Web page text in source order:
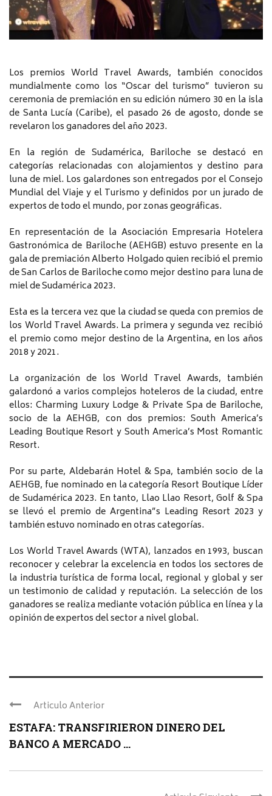
Los premios World Travel Awards, también conocidos
mundialmente como los “Oscar del turismo” tuvieron su
ceremonia de premiación en su edición número 30 en la isla
de Santa Lucía (Caribe), el pasado 26 de agosto, donde se
revelaron los ganadores del año 2023.
En la región de Sudamérica, Bariloche se destacó en
categorías relacionadas con alojamientos y destino para
luna de miel. Los galardones son entregados por el Consejo
Mundial del Viaje y el Turismo y definidos por un jurado de
expertos de todo el mundo, por zonas geográficas.
En representación de la Asociación Empresaria Hotelera
Gastronómica de Bariloche (AEHGB) estuvo presente en la
gala de premiación Alberto Holgado quien recibió el premio
de San Carlos de Bariloche como mejor destino para luna de
miel de Sudamérica 2023.
Esta es la tercera vez que la ciudad se queda con premios de
los World Travel Awards. La primera y segunda vez recibió
el premio como mejor destino de la Argentina, en los años
2018 y 2021.
La organización de los World Travel Awards, también
galardonó a varios complejos hoteleros de la ciudad, entre
ellos: Charming Luxury Lodge & Private Spa de Bariloche,
socio de la AEHGB, con dos premios: South America’s
Leading Boutique Resort y South America’s Most Romantic
Resort.
Por su parte, Aldebarán Hotel & Spa, también socio de la
AEHGB, fue nominado en la categoría Resort Boutique Líder
de Sudamérica 2023. En tanto, Llao Llao Resort, Golf & Spa
se llevó el premio de Argentina”s Leading Resort 2023 y
también estuvo nominado en otras categorías.
Los World Travel Awards (WTA), lanzados en 1993, buscan
reconocer y celebrar la excelencia en todos los sectores de
la industria turística de forma local, regional y global y ser
un testimonio de calidad y reputación. La selección de los
ganadores se realiza mediante votación pública en línea y la
opinión de expertos del sector a nivel global.
Articulo Anterior
ESTAFA: TRANSFIRIERON DINERO DEL
BANCO A MERCADO ...